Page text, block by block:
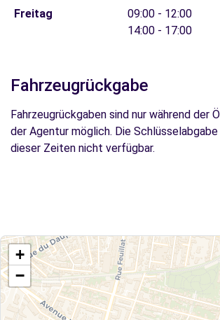
Freitag
09:00 - 12:00
14:00 - 17:00
Fahrzeugrückgabe
Fahrzeugrückgaben sind nur während der
der Agentur möglich. Die
dieser Zeiten nicht verfügbar.
+
−